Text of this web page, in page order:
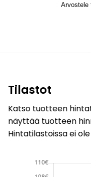
Arvostele
Tilastot
Katso tuotteen
näyttää tuotteen
Hintatilastoissa ei